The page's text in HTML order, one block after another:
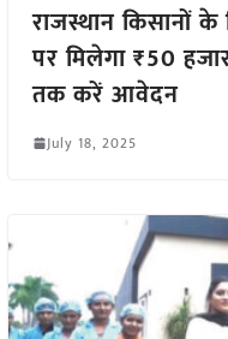
राजस्थान किसानों के
पर मिलेगा ₹50
तक करें आवेदन
July 18, 2025